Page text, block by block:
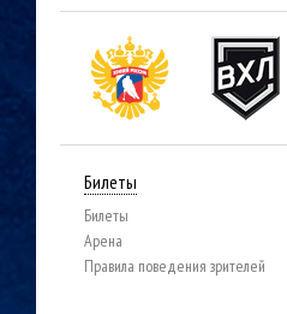
Билеты
Билеты
Арена
Правила поведения зрителей